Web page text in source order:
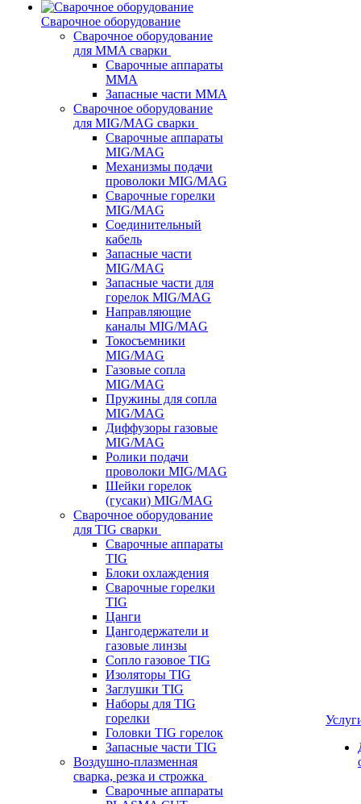
Сварочное оборудование
Сварочное оборудование
для MMA сварки
Сварочные аппараты
MMA
Запасные части MMA
Сварочное оборудование
для MIG/MAG сварки
Сварочные аппараты
MIG/MAG
Механизмы подачи
проволоки MIG/MAG
Сварочные горелки
MIG/MAG
Соединительный
кабель
Запасные части
MIG/MAG
Запасные части для
горелок MIG/MAG
Направляющие
каналы MIG/MAG
Токосъемники
MIG/MAG
Газовые сопла
MIG/MAG
Пружины для сопла
MIG/MAG
Диффузоры газовые
MIG/MAG
Ролики подачи
проволоки MIG/MAG
Шейки горелок
(гусаки) MIG/MAG
Сварочное оборудование
для TIG сварки
Сварочные аппараты
TIG
Блоки охлаждения
Сварочные горелки
TIG
Цанги
Цангодержатели и
газовые линзы
Сопло газовое TIG
Изоляторы TIG
Заглушки TIG
Наборы для TIG
горелки
Головки TIG горелок
Запасные части TIG
Воздушно-плазменная
сварка, резка и строжка
Сварочные аппараты